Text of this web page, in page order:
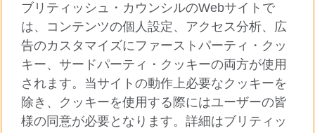
ご利用に際して
個人情報保護
クッキー（Cookie）について
よくあるご質問
ブリティッシュ・カウンシルのWebサイトで
は、コンテンツの個人設定、アクセス分析、広
告のカスタマイズにファーストパーティ・クッ
キー、サードパーティ・クッキーの両方が使用
されます。当サイトの動作上必要なクッキーを
除き、クッキーを使用する際にはユーザーの皆
様の同意が必要となります。詳細はブリティッ